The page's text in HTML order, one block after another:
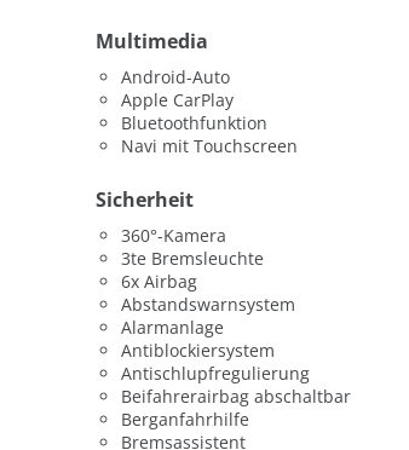
Multimedia
Android-Auto
Apple CarPlay
Bluetoothfunktion
Navi mit Touchscreen
Sicherheit
360°-Kamera
3te Bremsleuchte
6x Airbag
Abstandswarnsystem
Alarmanlage
Antiblockiersystem
Antischlupfregulierung
Beifahrerairbag abschaltbar
Berganfahrhilfe
Bremsassistent